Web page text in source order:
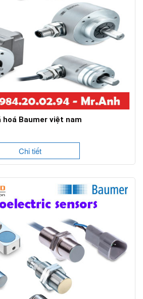
hoá Baumer việt nam
Chi tiết